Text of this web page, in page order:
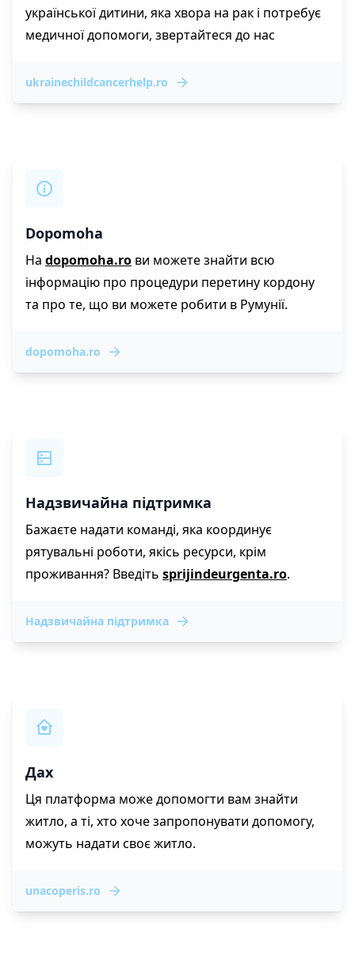
української дитини, яка хвора на рак і потребує
медичної допомоги, звертайтеся до нас
ukrainechildcancerhelp.ro
Dopomoha
На dopomoha.ro ви можете знайти всю
інформацію про процедури перетину кордону
та про те, що ви можете робити в Румунії.
dopomoha.ro
Надзвичайна підтримка
Бажаєте надати команді, яка координує
рятувальні роботи, якісь ресурси, крім
проживання? Введіть sprijindeurgenta.ro.
Надзвичайна підтримка
Дах
Ця платформа може допомогти вам знайти
житло, а ті, хто хоче запропонувати допомогу,
можуть надати своє житло.
unacoperis.ro